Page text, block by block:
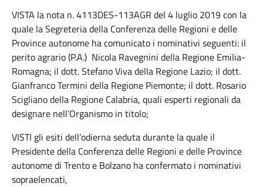
VISTA la nota n. 4113DES-113AGR del 4 luglio 2019 con la
quale la Segreteria della Conferenza delle Regioni e delle
Province autonome ha comunicato i nominativi seguenti: il
perito agrario (P.A.) Nicola Ravegnini della Regione Emilia-
Romagna; il dott. Stefano Viva della Regione Lazio; il dott.
Gianfranco Termini della Regione Piemonte; il dott. Rosario
Scigliano della Regione Calabria, quali esperti regionali da
designare nell’Organismo in titolo;
VISTI gli esiti dell’odierna seduta durante la quale il
Presidente della Conferenza delle Regioni e delle Province
autonome di Trento e Bolzano ha confermato i nominativi
sopraelencati,